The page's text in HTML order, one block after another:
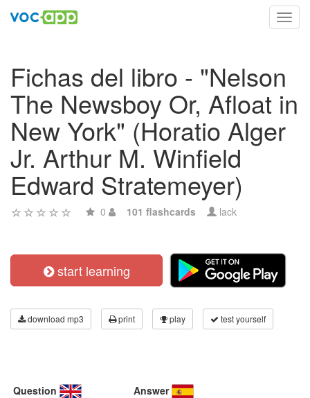
Fichas del libro - "Nelson
The Newsboy Or, Afloat in
New York" (Horatio Alger
Jr. Arthur M. Winfield
Edward Stratemeyer)
0 101 flashcards lack
start learning
download mp3 print play test yourself
Question Answer